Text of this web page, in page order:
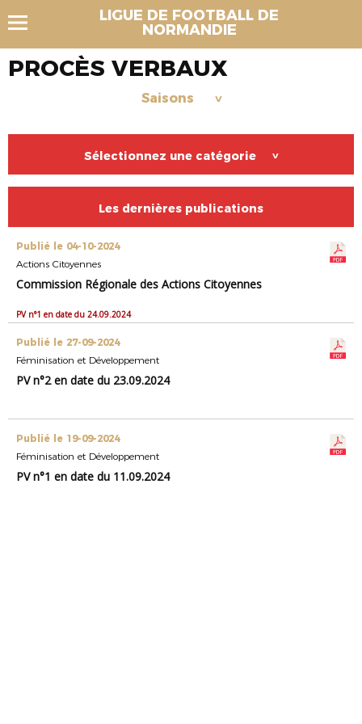
LIGUE DE FOOTBALL DE
NORMANDIE
PROCÈS VERBAUX
Saisons >
Sélectionnez une catégorie >
Les dernières publications
Publié le 04-10-2024
Actions Citoyennes
Commission Régionale des Actions Citoyennes
PV n°1 en date du 24.09.2024
Publié le 27-09-2024
Féminisation et Développement
PV n°2 en date du 23.09.2024
Publié le 19-09-2024
Féminisation et Développement
PV n°1 en date du 11.09.2024